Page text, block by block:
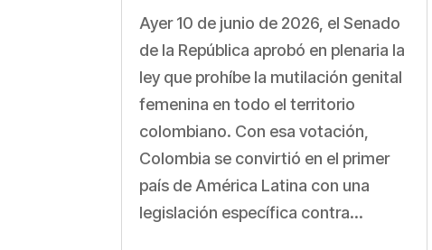
Ayer 10 de junio de 2026, el Senado
de la República aprobó en plenaria la
ley que prohíbe la mutilación genital
femenina en todo el territorio
colombiano. Con esa votación,
Colombia se convirtió en el primer
país de América Latina con una
legislación específica contra...